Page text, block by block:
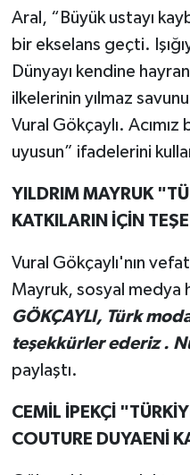
Aral, “Büyük ustayı
bir ekselans geçti.
Dünyayı kendine
ilkelerinin yılmaz
Vural Gökçaylı.
uyusun” ifadelerini
YILDRIM MAYRUK
KATKILARIN İÇİN
Vural Gökçaylı'nın
Mayruk, sosyal medya
GÖKÇAYLI, Türk
teşekkürler ederiz .
paylaştı.
CEMİL İPEKÇİ
COUTURE DUYAENİ